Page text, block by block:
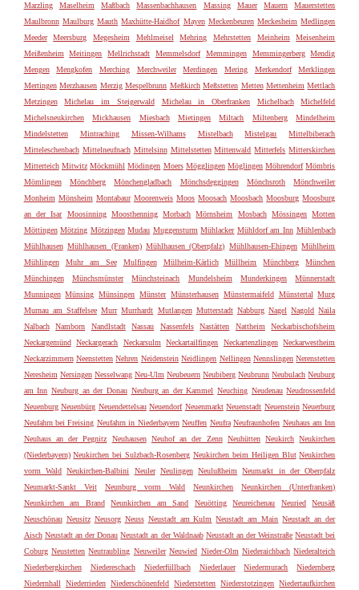
Marzling
Maselheim Maßbach Massenbachhausen Massing Mauer Mauern
Mauerstetten
Maulbronn Maulburg Mauth Maxhütte-Haidhof Mayen Meckenbeuren Meckesheim Medlingen
Meeder
Meersburg Megesheim Mehlmeisel Mehring Mehrstetten Meinheim
Meisenheim
Meißenheim
Meitingen Mellrichstadt Memmelsdorf Memmingen Memmingerberg
Mendig
Mengen
Mengkofen Merching Merchweiler Merdingen Mering Merkendorf
Merklingen
Mertingen Merzhausen Merzig Mespelbrunn Meßkirch Meßstetten Metten Mettenheim Mettlach
Metzingen
Michelau im Steigerwald Michelau in Oberfranken Michelbach
Michelfeld
Michelsneukirchen
Mickhausen Miesbach Mietingen Miltach Miltenberg
Mindelheim
Mindelstetten
Mintraching Missen-Wilhams Mistelbach Mistelgau
Mittelbiberach
Mitteleschenbach Mittelneufnach Mittelsinn Mittelstetten Mittenwald Mitterfels Mitterskirchen
Mitterteich Mitwitz Möckmühl Mödingen Moers Mögglingen Möglingen Möhrendorf Mömbris
Mömlingen
Mönchberg Mönchengladbach Mönchsdeggingen Mönchsroth
Mönchweiler
Monheim Mönsheim Montabaur Moorenweis Moos Moosach Moosbach Moosburg Moosburg
an der Isar
Moosinning Moosthenning Morbach Mörnsheim Mosbach Mössingen Motten
Möttingen Mötzing Mötzingen Mudau Muggensturm Mühlacker Mühldorf am Inn Mühlenbach
Mühlhausen Mühlhausen (Franken) Mühlhausen (Oberpfalz) Mühlhausen-Ehingen Mühlheim
Mühlingen
Muhr am See Mulfingen Mülheim-Kärlich Müllheim Münchberg
München
Münchingen
Münchsmünster Münchsteinach Mundelsheim Munderkingen
Münnerstadt
Munningen Münsing Münsingen Münster Münsterhausen Münstermaifeld Münstertal Murg
Murnau am Staffelsee Murr Murrhardt Mutlangen Mutterstadt Nabburg Nagel Nagold Naila
Nalbach
Namborn Nandlstadt Nassau Nassenfels Nastätten Nattheim
Neckarbischofsheim
Neckargemünd Neckargerach Neckarsulm Neckartailfingen Neckartenzlingen Neckarwestheim
Neckarzimmern Neenstetten Nehren Neidenstein Neidlingen Nellingen Nennslingen Nerenstetten
Neresheim Nersingen Nesselwang Neu-Ulm Neubeuern Neubiberg Neubrunn Neubulach Neuburg
am Inn Neuburg an der Donau Neuburg an der Kammel Neuching Neudenau Neudrossenfeld
Neuenburg Neuenbürg Neuendettelsau Neuendorf Neuenmarkt Neuenstadt Neuenstein Neuerburg
Neufahrn bei Freising Neufahrn in Niederbayern Neuffen Neufra Neufraunhofen Neuhaus am Inn
Neuhaus an der Pegnitz
Neuhausen Neuhof an der Zenn Neuhütten Neukirch Neukirchen
(Niederbayern) Neukirchen bei Sulzbach-Rosenberg Neukirchen beim Heiligen Blut Neukirchen
vorm Wald Neukirchen-Balbini Neuler Neulingen Neulußheim
Neumarkt in der Oberpfalz
Neumarkt-Sankt Veit
Neunburg vorm Wald Neunkirchen
Neunkirchen (Unterfranken)
Neunkirchen am Brand
Neunkirchen am Sand Neuötting Neureichenau Neuried
Neusäß
Neuschönau Neusitz Neusorg Neuss Neustadt am Kulm Neustadt am Main Neustadt an der
Aisch Neustadt an der Donau Neustadt an der Waldnaab Neustadt an der Weinstraße Neustadt bei
Coburg Neustetten Neutraubling Neuweiler Neuwied Nieder-Olm Niederaichbach Niederalteich
Niederbergkirchen
Niedereschach Niederfüllbach Niederlauer Niedermurach
Niedernberg
Niedernhall
Niederrieden Niederschönenfeld Niederstetten Niederstotzingen Niedertaufkirchen